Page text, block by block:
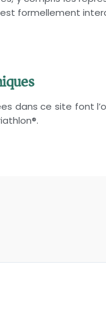
est formellement
dans ce site font